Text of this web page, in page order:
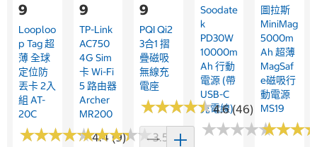
9
Looploo
P Tag 超
薄 全球
定位防
丟卡 2入
組 AT-
20C
★★★★★
★★★★★4.4 (9)
9
TP-Link
AC750
4G Sim
卡 Wi-Fi
5 路由器
Archer
MR200
★★★★★
★★★★★3.5 (4)
9
PQI Qi2
3合1 摺
疊磁吸
無線充
電座
★★★★★
★★★★★4.6 (46)
Soodate
K
PD30W
10000m
Ah 行動
電源 (帶
USB-C
充電線)
★★★★★
★★★★★
圖拉斯
MiniMag
5000m
Ah 超薄
MagSaf
E磁吸行
動電源
MS19
★★★
★★★